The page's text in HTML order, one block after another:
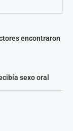
encontraron
sexo oral